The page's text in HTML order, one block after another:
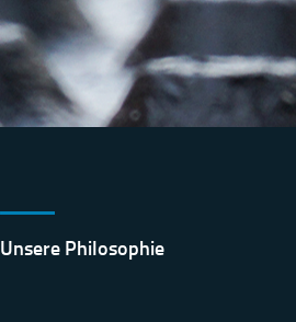
Unsere Philosophie